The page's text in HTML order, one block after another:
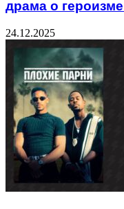
драма о
24.12.2025